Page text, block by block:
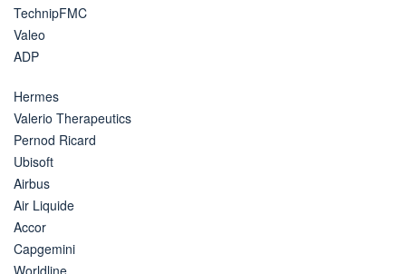
TechnipFMC
Valeo
ADP
Hermes
Valerio Therapeutics
Pernod Ricard
Ubisoft
Airbus
Air Liquide
Accor
Capgemini
Worldline